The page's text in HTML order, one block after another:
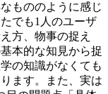
もののように感じ
でも1人のユーザ
方、物事の捉え
本的な知見から捉
の知識がなくても
ます。また、実は